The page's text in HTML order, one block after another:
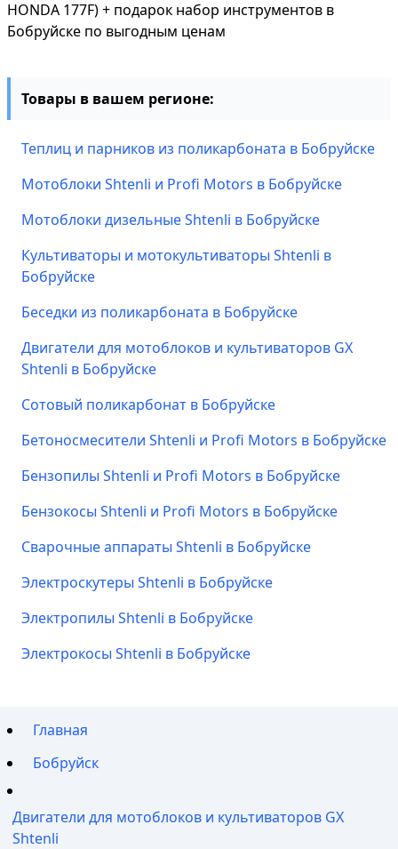
HONDA 177F) + подарок набор инструментов в
Бобруйске по выгодным ценам
Товары в вашем регионе:
Теплиц и парников из поликарбоната в Бобруйске
Мотоблоки Shtenli и Profi Motors в Бобруйске
Мотоблоки дизельные Shtenli в Бобруйске
Культиваторы и мотокультиваторы Shtenli в
Бобруйске
Беседки из поликарбоната в Бобруйске
Двигатели для мотоблоков и культиваторов GX
Shtenli в Бобруйске
Сотовый поликарбонат в Бобруйске
Бетоносмесители Shtenli и Profi Motors в Бобруйске
Бензопилы Shtenli и Profi Motors в Бобруйске
Бензокосы Shtenli и Profi Motors в Бобруйске
Сварочные аппараты Shtenli в Бобруйске
Электроскутеры Shtenli в Бобруйске
Электропилы Shtenli в Бобруйске
Электрокосы Shtenli в Бобруйске
Главная
Бобруйск
Двигатели для мотоблоков и культиваторов GX
Shtenli